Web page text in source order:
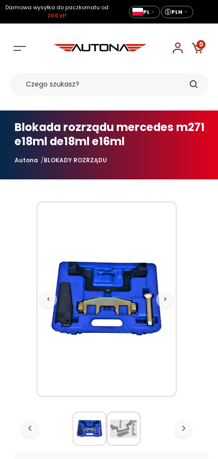
Darmowa wysyłka do paczkomatu od
200 zł!
PL PLN
0
Blokada rozrządu mercedes m271
e18ml de18ml e16ml
Autona BLOKADY ROZRZĄDU